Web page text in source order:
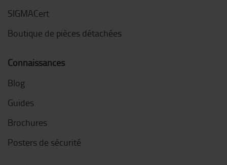
SIGMACert
Boutique de pièces détachées
Connaissances
Blog
Guides
Brochures
Posters de sécurité